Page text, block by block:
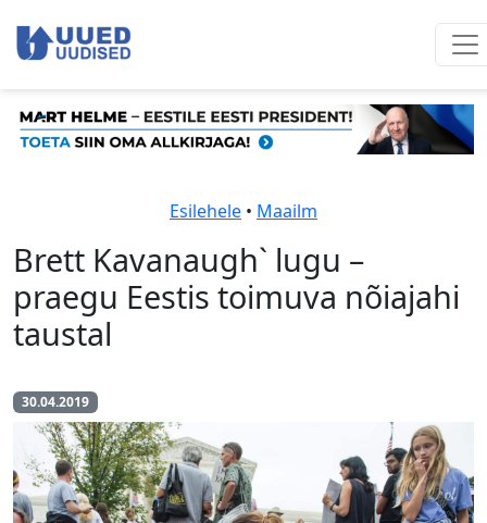
Esilehele • Maailm
Brett Kavanaugh` lugu –
praegu Eestis toimuva nõiajahi
taustal
30.04.2019